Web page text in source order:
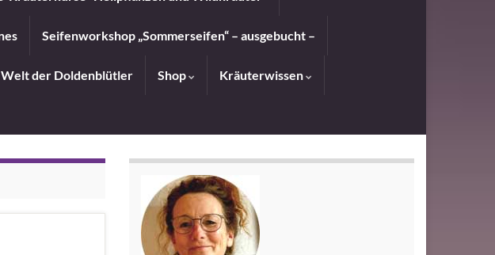
Seifenworkshop „Sommerseifen“ – ausgebucht –
der Doldenblütler Shop Kräuterwissen